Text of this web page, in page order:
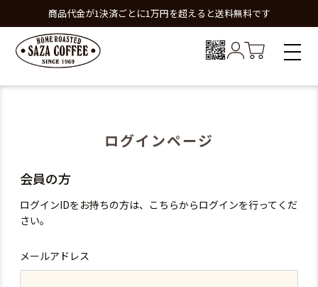
商品代金が1決済ごとに1万円を超えると送料無料です
ログインページ
会員の方
ログインIDをお持ちの方は、こちらからログインを行ってくだ
さい。
メールアドレス